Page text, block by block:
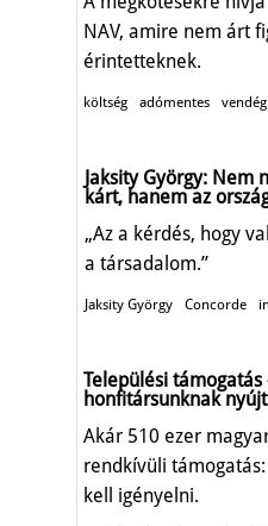
NAV, amire nem árt
érintetteknek.
költség adómentes
Jaksity György: Nem
kárt, hanem az
„Az a kérdés, hogy
a társadalom.”
Jaksity György Concorde
Települési támogatás
honfitársunknak
Akár 510 ezer
rendkívüli
kell igényelni.